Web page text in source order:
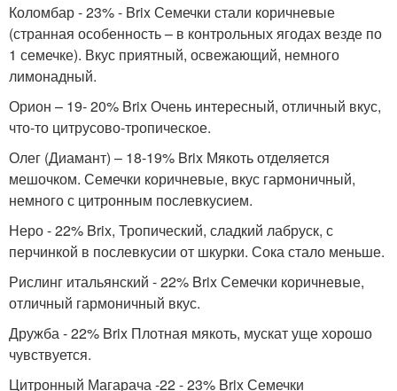
Коломбар - 23% - Brix Семечки стали коричневые
(странная особенность – в контрольных ягодах везде по
1 семечке). Вкус приятный, освежающий, немного
лимонадный.
Орион – 19- 20% Brix Очень интересный, отличный вкус,
что-то цитрусово-тропическое.
Олег (Диамант) – 18-19% Brix Мякоть отделяется
мешочком. Семечки коричневые, вкус гармоничный,
немного с цитронным послевкусием.
Неро - 22% Brix, Тропический, сладкий лабруск, с
перчинкой в послевкусии от шкурки. Сока стало меньше.
Рислинг итальянский - 22% Brix Семечки коричневые,
отличный гармоничный вкус.
Дружба - 22% Brix Плотная мякоть, мускат уще хорошо
чувствуется.
Цитронный Магарача -22 - 23% Brix Семечки